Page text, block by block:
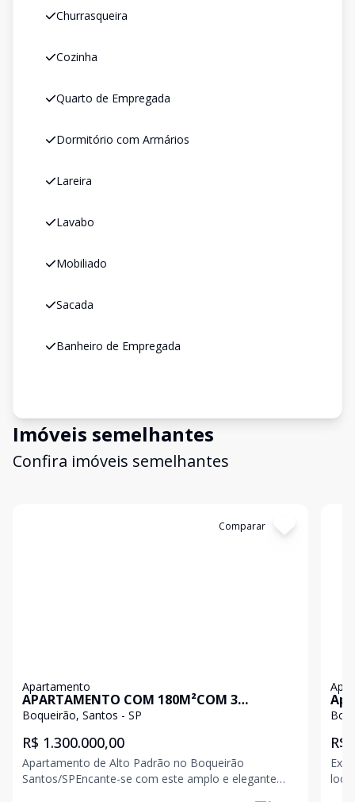
Churrasqueira
Cozinha
Quarto de Empregada
Dormitório com Armários
Lareira
Lavabo
Mobiliado
Sacada
Banheiro de Empregada
Imóveis semelhantes
Confira imóveis semelhantes
Comparar
Apartamento
APARTAMENTO COM 180M²COM 3
DORMITÓRIOS , 2 VAGAS DEMARCADAS NO
Boqueirão, Santos - SP
R$ 1.300.000,00
Apartamento de Alto Padrão no Boqueirão
Santos/SPEncante-se com este amplo e elegante
R$